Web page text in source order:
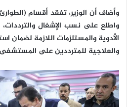
وأضاف أن الوزير، تفقد أقسام
واطلع على نسب الإشغال
الأدوية والمستلزمات اللازمة لضمان
والعلاجية للمترددين على